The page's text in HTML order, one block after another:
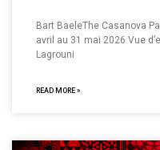
Bart BaeleThe Casanova
avril au 31 mai 2026 Vue
Lagrouni
READ MORE »